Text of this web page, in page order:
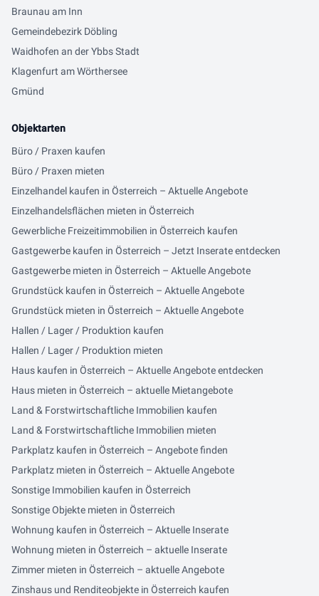
Braunau am Inn
Gemeindebezirk Döbling
Waidhofen an der Ybbs Stadt
Klagenfurt am Wörthersee
Gmünd
Objektarten
Büro / Praxen kaufen
Büro / Praxen mieten
Einzelhandel kaufen in Österreich – Aktuelle Angebote
Einzelhandelsflächen mieten in Österreich
Gewerbliche Freizeitimmobilien in Österreich kaufen
Gastgewerbe kaufen in Österreich – Jetzt Inserate entdecken
Gastgewerbe mieten in Österreich – Aktuelle Angebote
Grundstück kaufen in Österreich – Aktuelle Angebote
Grundstück mieten in Österreich – Aktuelle Angebote
Hallen / Lager / Produktion kaufen
Hallen / Lager / Produktion mieten
Haus kaufen in Österreich – Aktuelle Angebote entdecken
Haus mieten in Österreich – aktuelle Mietangebote
Land & Forstwirtschaftliche Immobilien kaufen
Land & Forstwirtschaftliche Immobilien mieten
Parkplatz kaufen in Österreich – Angebote finden
Parkplatz mieten in Österreich – Aktuelle Angebote
Sonstige Immobilien kaufen in Österreich
Sonstige Objekte mieten in Österreich
Wohnung kaufen in Österreich – Aktuelle Inserate
Wohnung mieten in Österreich – aktuelle Inserate
Zimmer mieten in Österreich – aktuelle Angebote
Zinshaus und Renditeobjekte in Österreich kaufen